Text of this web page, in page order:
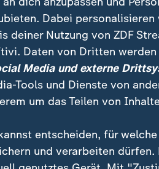
sind Deutschlands erste
Das sorgt für
Dabei
deiner Nutzung von ZDF
Daten von Dritten
Media und externe
Tools und Dienste von
um das Teilen von
entscheiden, für
und verarbeiten